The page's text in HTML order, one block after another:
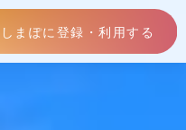
まぽに登録・利用する